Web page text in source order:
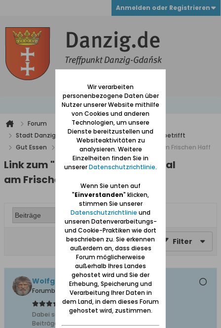
Anmelden oder Registrieren
Forum
Stadt Danzig mit Vororten und alles was Danzig betrifft
Gut Essen
Link zum "Streiflicht": Frischer Aal am Frischen Haff
Link zum "Streiflicht": Frischer Aal
am Frischen Haff
Filter
Wolfgang
Forumbetreiber
Dabei seit:
10.02.2008
Beiträge:
11627
Wir verarbeiten
personenbezogene Daten über
Nutzer unserer Website mithilfe
von Cookies und anderen
Technologien, um unsere
Dienste bereitzustellen und
Websiteaktivitäten zu
analysieren. Weitere
Einzelheiten finden Sie in
unsererDatenschutzrichtlinie.
Wenn Sie unten auf
"Einverstanden" klicken,
stimmen Sie unserer
Datenschutzrichtlinie und
unseren Datenverarbeitungs-
und Cookie-Praktiken wie dort
beschrieben zu. Sie erkennen
außerdem an, dass dieses
Forum möglicherweise
außerhalb Ihres Landes
gehostet wird und Sie der
Erhebung, Speicherung und
Verarbeitung Ihrer Daten in
dem Land, in dem dieses Forum
gehostet wird, zustimmen.